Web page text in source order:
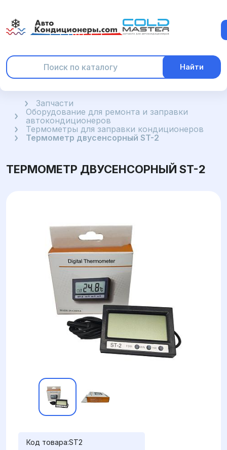
Найти
ГлавнаяЗапчасти
Оборудование для ремонта и заправки
автокондиционеров
Термометры для заправки кондиционеров
Термометр двусенсорный ST-2
ТЕРМОМЕТР ДВУСЕНСОРНЫЙ ST-2
Код товара:ST2